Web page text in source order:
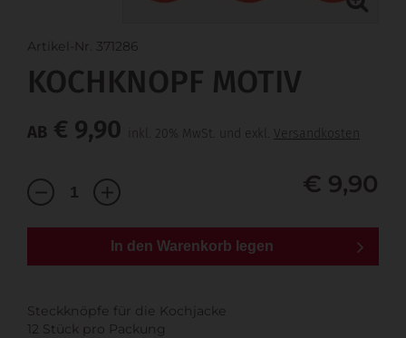
Artikel-Nr. 371286
KOCHKNOPF MOTIV
AB € 9,90 inkl. 20% MwSt. und exkl. Versandkosten
€ 9,90
In den Warenkorb legen
Steckknöpfe für die Kochjacke
12 Stück pro Packung